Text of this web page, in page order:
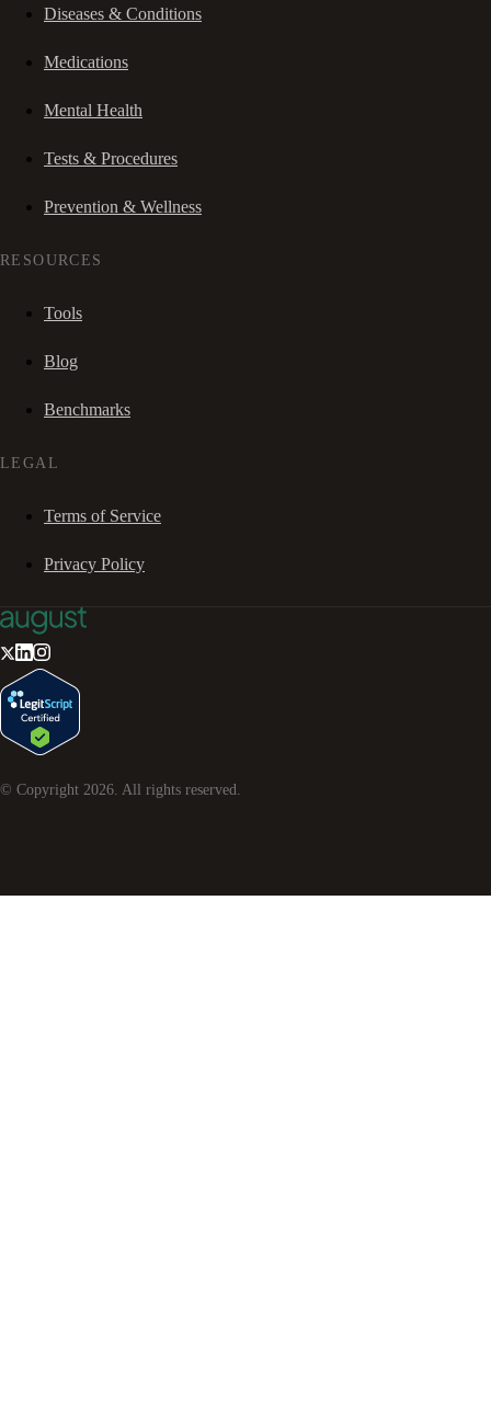
Diseases & Conditions
Medications
Mental Health
Tests & Procedures
Prevention & Wellness
RESOURCES
Tools
Blog
Benchmarks
LEGAL
Terms of Service
Privacy Policy
© Copyright 2026 . All rights reserved.